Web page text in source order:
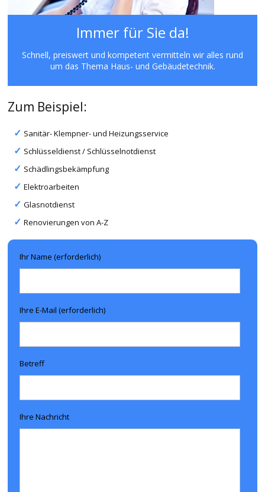
Immer für Sie da!
Schnell, preiswert und kompetent vermitteln wir alles rund
um das Thema Haus- und Gebäudetechnik.
Zum Beispiel:
Sanitär- Klempner- und Heizungsservice
Schlüsseldienst / Schlüsselnotdienst
Schädlingsbekämpfung
Elektroarbeiten
Glasnotdienst
Renovierungen von A-Z
Ihr Name (erforderlich)
Ihre E-Mail (erforderlich)
Betreff
Ihre Nachricht